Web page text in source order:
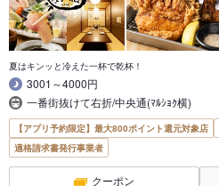
夏はキンッと冷えた一杯で乾杯！
3001～4000円
一番街抜けて右折/中央通(ﾏﾙｼｮｸ横)
【アプリ予約限定】最大800ポイント還元対象店
適格請求書発行事業者
クーポン